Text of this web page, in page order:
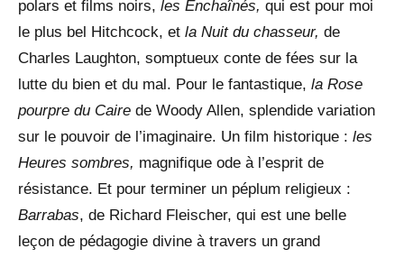
polars et films noirs, les Enchaînés, qui est pour moi
le plus bel Hitchcock, et la Nuit du chasseur, de
Charles Laughton, somptueux conte de fées sur la
lutte du bien et du mal. Pour le fantastique, la Rose
pourpre du Caire de Woody Allen, splendide variation
sur le pouvoir de l’imaginaire. Un film historique : les
Heures sombres, magnifique ode à l’esprit de
résistance. Et pour terminer un péplum religieux :
Barrabas, de Richard Fleischer, qui est une belle
leçon de pédagogie divine à travers un grand